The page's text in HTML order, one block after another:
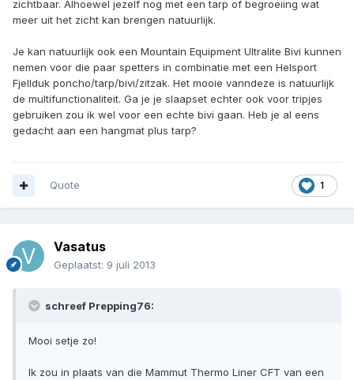
zichtbaar. Alhoewel jezelf nog met een tarp of begroeiing wat
meer uit het zicht kan brengen natuurlijk.
Je kan natuurlijk ook een Mountain Equipment Ultralite Bivi kunnen
nemen voor die paar spetters in combinatie met een Helsport
Fjellduk poncho/tarp/bivi/zitzak. Het mooie vanndeze is natuurlijk
de multifunctionaliteit. Ga je je slaapset echter ook voor tripjes
gebruiken zou ik wel voor een echte bivi gaan. Heb je al eens
gedacht aan een hangmat plus tarp?
1
Quote
Vasatus
Geplaatst: 9 juli 2013
schreef Prepping76:
Mooi setje zo!
Ik zou in plaats van die Mammut Thermo Liner CFT van een